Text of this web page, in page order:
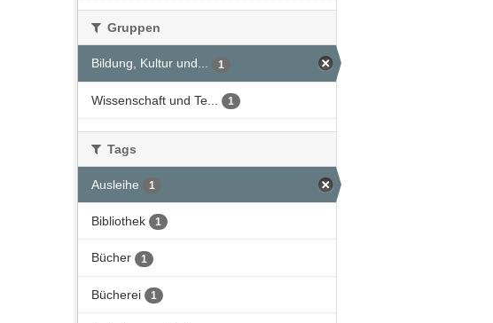
Gruppen
Bildung, Kultur und... 1
Wissenschaft und Te... 1
Tags
Ausleihe 1
Bibliothek 1
Bücher 1
Bücherei 1